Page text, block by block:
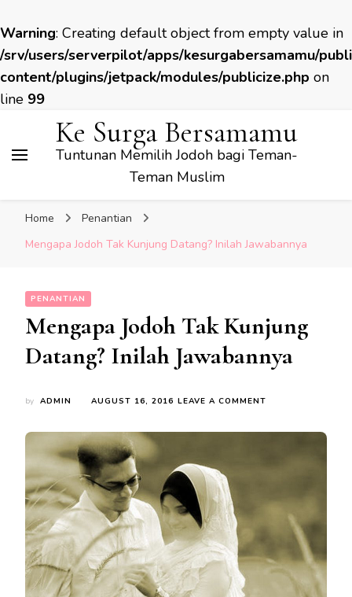
Warning: Creating default object from empty value in
/srv/users/serverpilot/apps/kesurgabersamamu/
content/plugins/jetpack/modules/publicize.php on
line 99
Ke Surga Bersamamu
Tuntunan Memilih Jodoh bagi Teman-
Teman Muslim
Home
Penantian
Mengapa Jodoh Tak Kunjung Datang? Inilah Jawabannya
PENANTIAN
Mengapa Jodoh Tak Kunjung
Datang? Inilah Jawabannya
by ADMIN AUGUST 16, 2016 LEAVE A COMMENT
JAWABANNYA